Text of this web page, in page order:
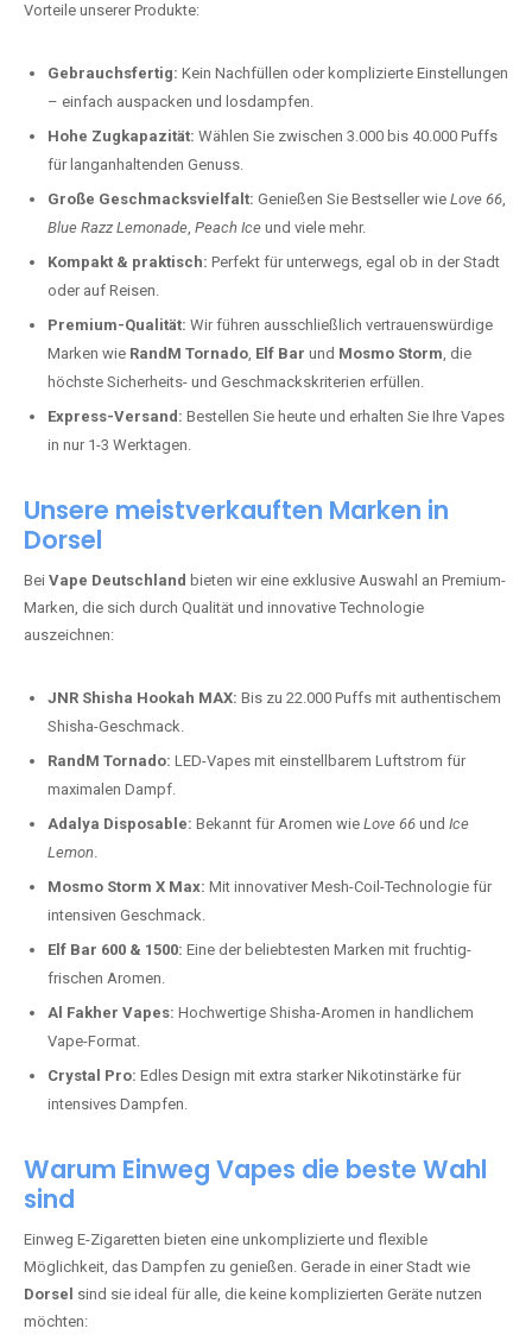
Vorteile unserer Produkte:
Gebrauchsfertig: Kein Nachfüllen oder komplizierte Einstellungen
– einfach auspacken und losdampfen.
Hohe Zugkapazität: Wählen Sie zwischen 3.000 bis 40.000 Puffs
für langanhaltenden Genuss.
Große Geschmacksvielfalt: Genießen Sie Bestseller wie Love 66,
Blue Razz Lemonade, Peach Ice und viele mehr.
Kompakt & praktisch: Perfekt für unterwegs, egal ob in der Stadt
oder auf Reisen.
Premium-Qualität: Wir führen ausschließlich vertrauenswürdige
Marken wie RandM Tornado, Elf Bar und Mosmo Storm, die
höchste Sicherheits- und Geschmackskriterien erfüllen.
Express-Versand: Bestellen Sie heute und erhalten Sie Ihre Vapes
in nur 1-3 Werktagen.
Unsere meistverkauften Marken in
Dorsel
Bei Vape Deutschland bieten wir eine exklusive Auswahl an Premium-
Marken, die sich durch Qualität und innovative Technologie
auszeichnen:
JNR Shisha Hookah MAX: Bis zu 22.000 Puffs mit authentischem
Shisha-Geschmack.
RandM Tornado: LED-Vapes mit einstellbarem Luftstrom für
maximalen Dampf.
Adalya Disposable: Bekannt für Aromen wie Love 66 und Ice
Lemon.
Mosmo Storm X Max: Mit innovativer Mesh-Coil-Technologie für
intensiven Geschmack.
Elf Bar 600 & 1500: Eine der beliebtesten Marken mit fruchtig-
frischen Aromen.
Al Fakher Vapes: Hochwertige Shisha-Aromen in handlichem
Vape-Format.
Crystal Pro: Edles Design mit extra starker Nikotinstärke für
intensives Dampfen.
Warum Einweg Vapes die beste Wahl
sind
Einweg E-Zigaretten bieten eine unkomplizierte und flexible
Möglichkeit, das Dampfen zu genießen. Gerade in einer Stadt wie
Dorsel sind sie ideal für alle, die keine komplizierten Geräte nutzen
möchten: